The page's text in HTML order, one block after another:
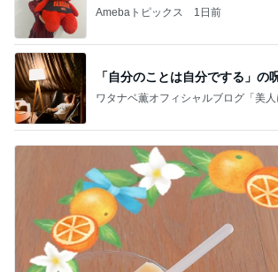
Amebaトピックス 1日前
「自分のことは自分でする」の
ワタナベ薫オフィシャルブログ「美